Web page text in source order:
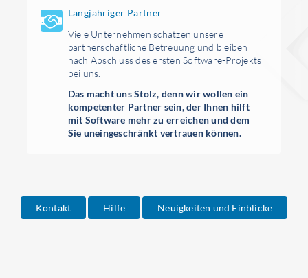
Langjähriger Partner
Viele Unternehmen schätzen unsere
partnerschaftliche Betreuung und bleiben
nach Abschluss des ersten Software-Projekts
bei uns.
Das macht uns Stolz, denn wir wollen ein
kompetenter Partner sein, der Ihnen hilft
mit Software mehr zu erreichen und dem
Sie uneingeschränkt vertrauen können.
Kontakt Hilfe Neuigkeiten und Einblicke